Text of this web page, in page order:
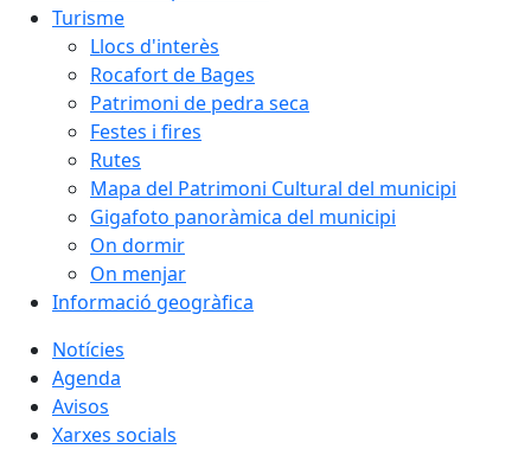
Turisme
Llocs d'interès
Rocafort de Bages
Patrimoni de pedra seca
Festes i fires
Rutes
Mapa del Patrimoni Cultural del municipi
Gigafoto panoràmica del municipi
On dormir
On menjar
Informació geogràfica
Notícies
Agenda
Avisos
Xarxes socials